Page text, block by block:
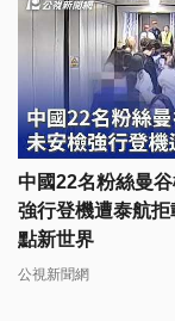
中國22名粉絲曼
強行登機遭泰航
點新世界
公視新聞網